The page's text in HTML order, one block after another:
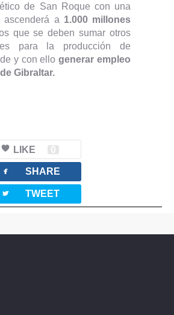
de San Roque con una
ascenderá a 1.000 millones
que se deben sumar otros
para la producción de
y con ellogenerar empleo
Gibraltar.
LIKE 0
facebook SHARE
twitterbird TWEET